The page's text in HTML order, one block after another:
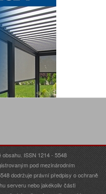
ISSN 1214 - 5548
pod mezinárodním
dodržuje právní předpisy o ochraně
serveru nebo jakékoliv části